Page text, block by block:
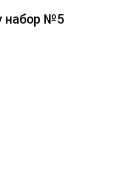
набор №5